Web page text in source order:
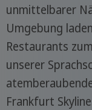
unmittelbarer
Umgebung
Restaurants
unserer
Frankfurt